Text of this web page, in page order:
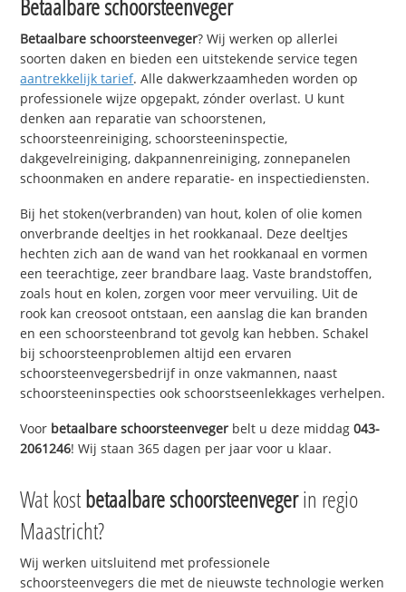
Betaalbare schoorsteenveger
Betaalbare schoorsteenveger? Wij werken op allerlei
soorten daken en bieden een uitstekende service tegen
aantrekkelijk tarief. Alle dakwerkzaamheden worden op
professionele wijze opgepakt, zónder overlast. U kunt
denken aan reparatie van schoorstenen,
schoorsteenreiniging, schoorsteeninspectie,
dakgevelreiniging, dakpannenreiniging, zonnepanelen
schoonmaken en andere reparatie- en inspectiediensten.
Bij het stoken(verbranden) van hout, kolen of olie komen
onverbrande deeltjes in het rookkanaal. Deze deeltjes
hechten zich aan de wand van het rookkanaal en vormen
een teerachtige, zeer brandbare laag. Vaste brandstoffen,
zoals hout en kolen, zorgen voor meer vervuiling. Uit de
rook kan creosoot ontstaan, een aanslag die kan branden
en een schoorsteenbrand tot gevolg kan hebben. Schakel
bij schoorsteenproblemen altijd een ervaren
schoorsteenvegersbedrijf in onze vakmannen, naast
schoorsteeninspecties ook schoorstseenlekkages verhelpen.
Voor betaalbare schoorsteenveger belt u deze middag043-
2061246! Wij staan 365 dagen per jaar voor u klaar.
Wat kostbetaalbare schoorsteenvegerin regio
Maastricht?
Wij werken uitsluitend met professionele
schoorsteenvegers die met de nieuwste technologie werken